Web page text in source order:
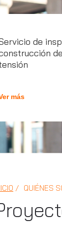
de
más
QUIÉNES